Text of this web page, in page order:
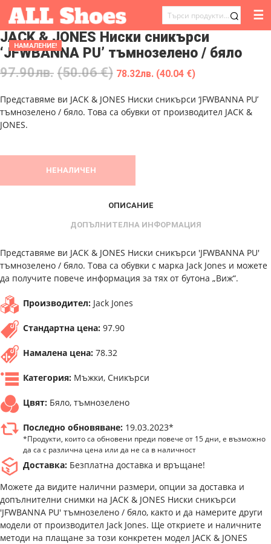
ТЪРСЕНЕ
ЗА:
☰
НАМАЛЕНИЕ!
JACK & JONES Ниски сникърси
‘JFWBANNA PU’ тъмнозелено / бяло
97.90лв. (50.06 €) 78.32лв. (40.04 €)
Представяме ви JACK & JONES Ниски сникърси ‘JFWBANNA PU’
тъмнозелено / бяло. Това са обувки от производител JACK &
JONES.
НЕНАЛИЧЕН
ОПИСАНИЕ
ДОПЪЛНИТЕЛНА ИНФОРМАЦИЯ
Представяме ви JACK & JONES Ниски сникърси 'JFWBANNA PU'
тъмнозелено / бяло. Това са обувки с марка Jack Jones и можете
да получите повече информация за тях от бутона „Виж“.
Производител: Jack Jones
Стандартна цена: 97.90
Намалена цена: 78.32
Категория: Мъжки, Сникърси
Цвят: Бяло, тъмнозелено
Последно обновяване: 19.03.2023*
*Продукти, които са обновени преди повече от 15 дни, е възможно
да са с различна цена или да не са в наличност
Доставка: Безплатна доставка и връщане!
Можете да видите налични размери, опции за доставка и
допълнителни снимки на JACK & JONES Ниски сникърси
'JFWBANNA PU' тъмнозелено / бяло, както и да намерите други
модели от производител Jack Jones. Ще откриете и наличните
методи на плащане за този конкретен модел JACK & JONES